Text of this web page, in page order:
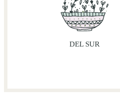
DEL SUR